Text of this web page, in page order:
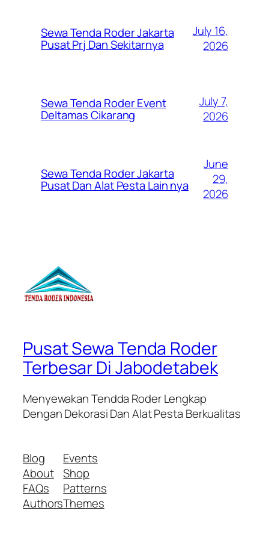
Sewa Tenda Roder Jakarta
Pusat Prj Dan Sekitarnya
July 16,
2026
Sewa Tenda Roder Event
Deltamas Cikarang
July 7,
2026
Sewa Tenda Roder Jakarta
Pusat Dan Alat Pesta Lain nya
June
29,
2026
Pusat Sewa Tenda Roder
Terbesar Di Jabodetabek
Menyewakan Tendda Roder Lengkap
Dengan Dekorasi Dan Alat Pesta Berkualitas
Blog
About
FAQs
Authors
Events
Shop
Patterns
Themes